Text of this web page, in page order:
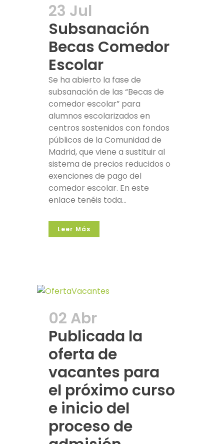
23 Jul
Subsanación
Becas Comedor
Escolar
Se ha abierto la fase de
subsanación de las “Becas de
comedor escolar” para
alumnos escolarizados en
centros sostenidos con fondos
públicos de la Comunidad de
Madrid, que viene a sustituir al
sistema de precios reducidos o
exenciones de pago del
comedor escolar. En este
enlace tenéis toda...
Leer Más
02 Abr
Publicada la
oferta de
vacantes para
el próximo curso
e inicio del
proceso de